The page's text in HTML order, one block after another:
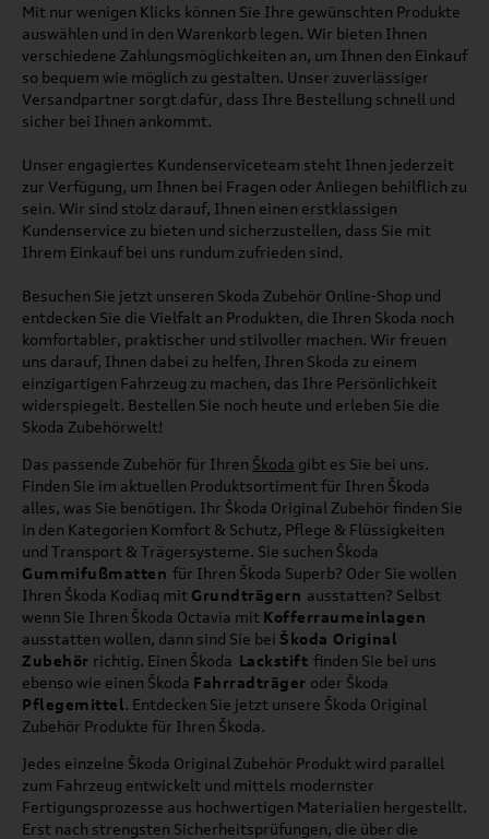
Mit nur wenigen Klicks können Sie Ihre gewünschten Produkte
auswählen und in den Warenkorb legen. Wir bieten Ihnen
verschiedene Zahlungsmöglichkeiten an, um Ihnen den Einkauf
so bequem wie möglich zu gestalten. Unser zuverlässiger
Versandpartner sorgt dafür, dass Ihre Bestellung schnell und
sicher bei Ihnen ankommt.
Unser engagiertes Kundenserviceteam steht Ihnen jederzeit
zur Verfügung, um Ihnen bei Fragen oder Anliegen behilflich zu
sein. Wir sind stolz darauf, Ihnen einen erstklassigen
Kundenservice zu bieten und sicherzustellen, dass Sie mit
Ihrem Einkauf bei uns rundum zufrieden sind.
Besuchen Sie jetzt unseren Skoda Zubehör Online-Shop und
entdecken Sie die Vielfalt an Produkten, die Ihren Skoda noch
komfortabler, praktischer und stilvoller machen. Wir freuen
uns darauf, Ihnen dabei zu helfen, Ihren Skoda zu einem
einzigartigen Fahrzeug zu machen, das Ihre Persönlichkeit
widerspiegelt. Bestellen Sie noch heute und erleben Sie die
Skoda Zubehörwelt!
Das passende Zubehör für Ihren Škoda gibt es Sie bei uns.
Finden Sie im aktuellen Produktsortiment für Ihren Škoda
alles, was Sie benötigen. Ihr Škoda Original Zubehör finden Sie
in den Kategorien Komfort & Schutz, Pflege & Flüssigkeiten
und Transport & Trägersysteme. Sie suchen Škoda
Gummifußmatten für Ihren Škoda Superb? Oder Sie wollen
Ihren Škoda Kodiaq mit Grundträgern ausstatten? Selbst
wenn Sie Ihren Škoda Octavia mit Kofferraumeinlagen
ausstatten wollen, dann sind Sie bei Škoda Original
Zubehör richtig. Einen Škoda Lackstift finden Sie bei uns
ebenso wie einen Škoda Fahrradträger oder Škoda
Pflegemittel. Entdecken Sie jetzt unsere Škoda Original
Zubehör Produkte für Ihren Škoda.
Jedes einzelne Škoda Original Zubehör Produkt wird parallel
zum Fahrzeug entwickelt und mittels modernster
Fertigungsprozesse aus hochwertigen Materialien hergestellt.
Erst nach strengsten Sicherheitsprüfungen, die über die